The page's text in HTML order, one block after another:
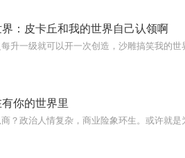
：皮卡丘和我的世界自己认领啊
升一级就可以开一次创造，沙雕搞笑我的
有你的世界里